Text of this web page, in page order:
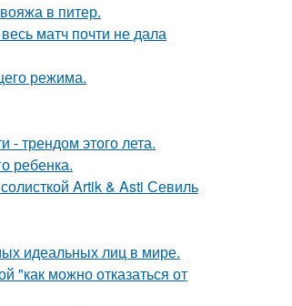
в питер.
матч почти не дала
режима.
- трендом этого лета.
ребенка.
Artik & Asti Севиль
идеальных лиц в мире.
"как можно отказаться от